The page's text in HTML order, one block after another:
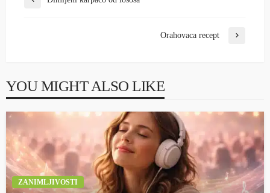
Orahovaca recept
YOU MIGHT ALSO LIKE
ZANIMLJIVOSTI